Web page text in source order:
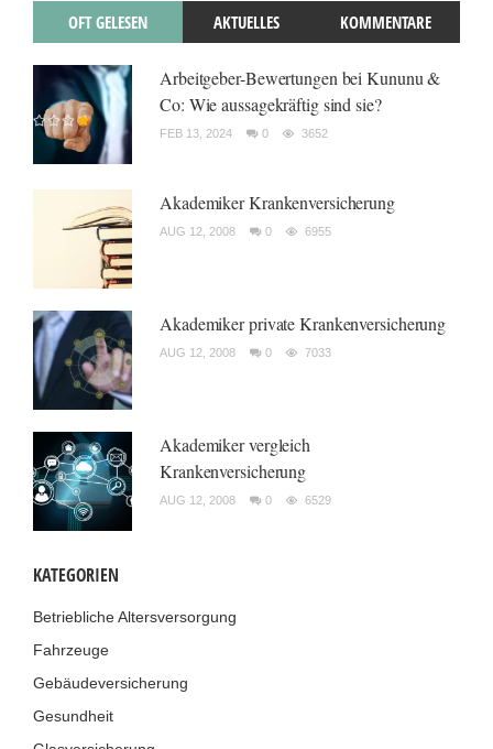
OFT GELESEN AKTUELLES KOMMENTARE
Arbeitgeber-Bewertungen bei Kununu &
Co: Wie aussagekräftig sind sie?
FEB 13, 2024 0 3652
Akademiker Krankenversicherung
AUG 12, 2008 0 6955
Akademiker private Krankenversicherung
AUG 12, 2008 0 7033
Akademiker vergleich
Krankenversicherung
AUG 12, 2008 0 6529
KATEGORIEN
Betriebliche Altersversorgung
Fahrzeuge
Gebäudeversicherung
Gesundheit